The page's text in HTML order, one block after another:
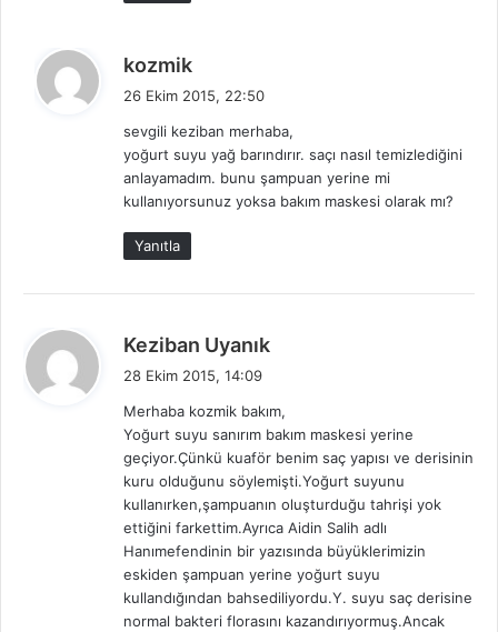
kozmik
i
k
i
:
26 Ekim 2015, 22:50
sevgili keziban merhaba,
yoğurt suyu yağ barındırır. saçı nasıl temizlediğini
anlayamadım. bunu şampuan yerine mi
kullanıyorsunuz yoksa bakım maskesi olarak mı?
Yanıtla
Keziban Uyanık
i
k
28 Ekim 2015, 14:09
Merhaba kozmik bakım,
Yoğurt suyu sanırım bakım maskesi yerine
geçiyor.Çünkü kuaför benim saç yapısı ve derisinin
kuru olduğunu söylemişti.Yoğurt suyunu
kullanırken,şampuanın oluşturduğu tahrişi yok
ettiğini farkettim.Ayrıca Aidin Salih adlı
Hanımefendinin bir yazısında büyüklerimizin
eskiden şampuan yerine yoğurt suyu
kullandığından bahsediliyordu.Y. suyu saç derisine
normal bakteri florasını kazandırıyormuş.Ancak